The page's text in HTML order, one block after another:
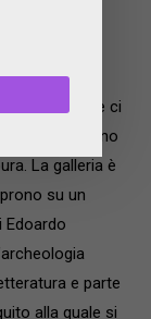
quale
Aruta che ci
che partono
La galleria è
su un
Edoardo
e parte
alla quale si